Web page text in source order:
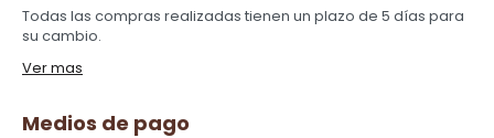
Todas las compras realizadas tienen un plazo de 5 días para
su cambio.
Ver mas
Medios de pago